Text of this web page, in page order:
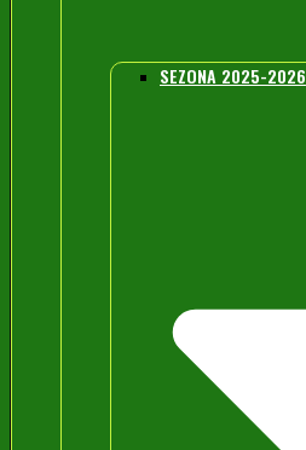
SEZONA 2025-2026